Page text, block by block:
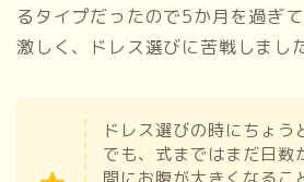
るタイプだったので5か月を過ぎ
激しく、ドレス選びに苦戦しました
ドレス選びの時にちょう
でも、式まではまだ日数